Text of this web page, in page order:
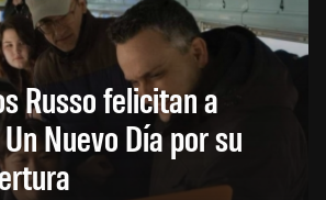
Russo felicitan a
Nuevo Día por su